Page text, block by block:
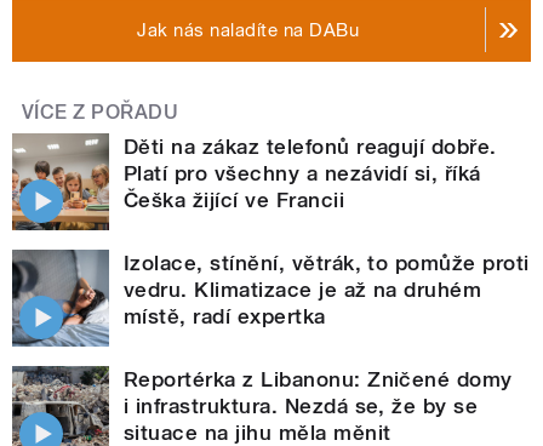
Jak nás naladíte na DABu
VÍCE Z POŘADU
Děti na zákaz telefonů reagují dobře.
Platí pro všechny a nezávidí si, říká
Češka žijící ve Francii
Izolace, stínění, větrák, to pomůže proti
vedru. Klimatizace je až na druhém
místě, radí expertka
Reportérka z Libanonu: Zničené domy
i infrastruktura. Nezdá se, že by se
situace na jihu měla měnit